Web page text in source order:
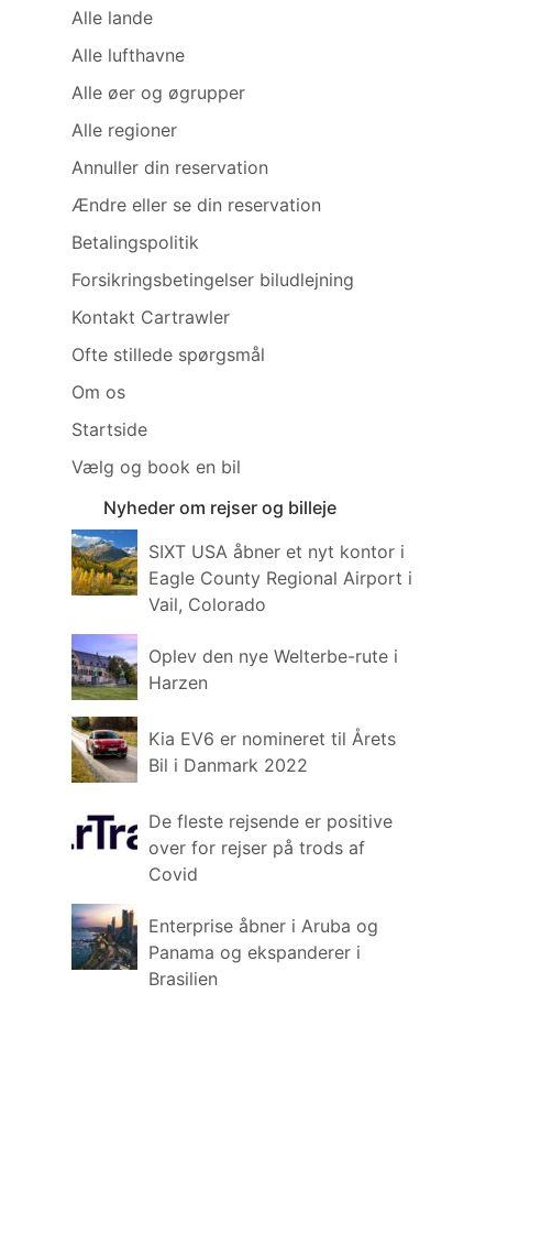
Alle lande
Alle lufthavne
Alle øer og øgrupper
Alle regioner
Annuller din reservation
Ændre eller se din reservation
Betalingspolitik
Forsikringsbetingelser biludlejning
Kontakt Cartrawler
Ofte stillede spørgsmål
Om os
Startside
Vælg og book en bil
Nyheder om rejser og billeje
SIXT USA åbner et nyt kontor i
Eagle County Regional Airport i
Vail, Colorado
Oplev den nye Welterbe-rute i
Harzen
Kia EV6 er nomineret til Årets
Bil i Danmark 2022
De fleste rejsende er positive
over for rejser på trods af
Covid
Enterprise åbner i Aruba og
Panama og ekspanderer i
Brasilien